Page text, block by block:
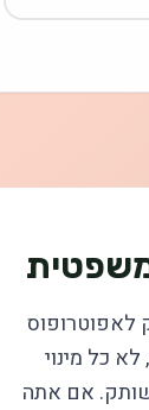
לאפוטרופוס
כל מינוי
שותק. אם אתה